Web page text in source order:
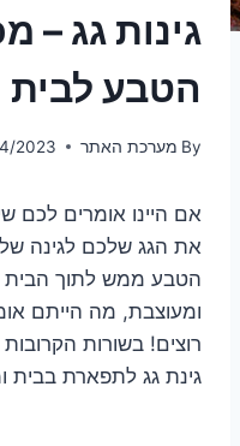
גינות גג –
הטבע לבית
By מערכת האתר 2023
אם היינו אומרים לכם
את הגג שלכם לגינה
הטבע ממש לתוך הבית
ומעוצבת, מה הייתם
רוצים! בשורות
גינת גג לתפארת בבית